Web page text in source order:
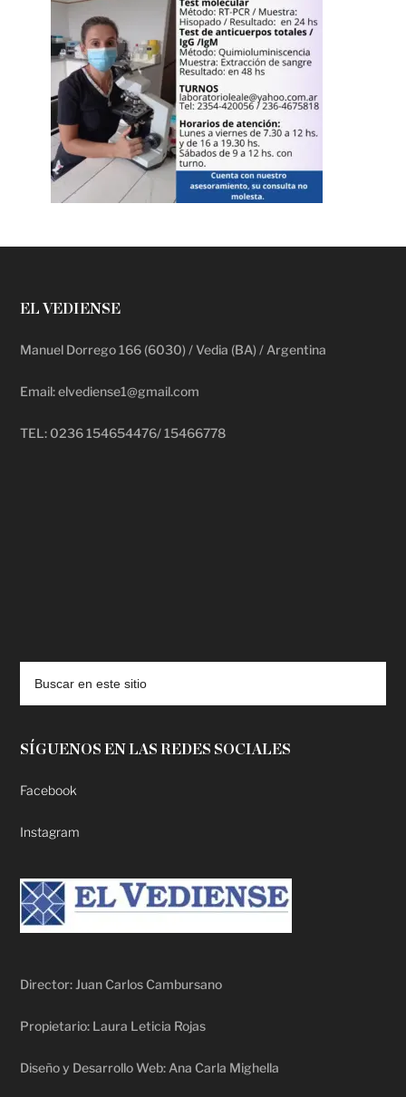
EL VEDIENSE
Manuel Dorrego 166 (6030) / Vedia (BA) / Argentina
Email: elvediense1@gmail.com
TEL: 0236 154654476/ 15466778
SÍGUENOS EN LAS REDES SOCIALES
Facebook
Instagram
Director: Juan Carlos Cambursano
Propietario: Laura Leticia Rojas
Diseño y Desarrollo Web: Ana Carla Mighella